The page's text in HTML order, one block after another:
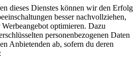
dieses Dienstes können wir den Erfolg
besser nachvollziehen,
optimieren. Dazu
personenbezogenen Daten
Anbietenden ab, sofern du deren